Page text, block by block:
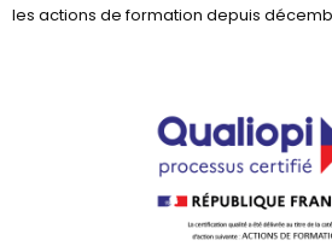
les actions de formation depuis